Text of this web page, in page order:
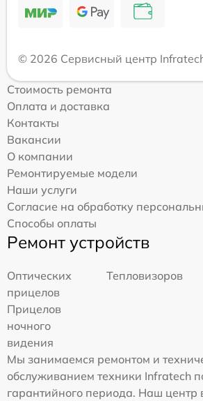
© 2026 Сервисный центр
Стоимость ремонта
Оплата и доставка
Контакты
Вакансии
О компании
Ремонтируемые модели
Наши услуги
Согласие на обработку
Способы оплаты
Ремонт устройств
Оптических
прицелов
Тепловизоров
Прицелов
ночного
видения
Мы занимаемся ремонтом и
обслуживанием техники Infratech
гарантийного периода. Наш центр